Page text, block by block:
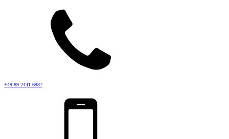
+49 89 2441 6987